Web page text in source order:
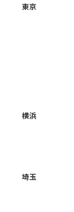
東京
横浜
埼玉